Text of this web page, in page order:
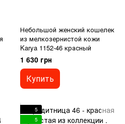
Небольшой женский кошелек
из мелкозернистой кожи
Karya 1152-46 красный
1 630 грн
Купить
5
5